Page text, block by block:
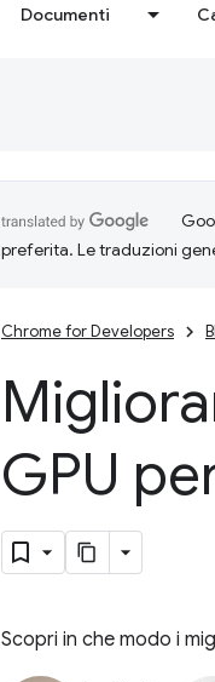
Documenti
preferita. Le traduzioni
Chrome for Developers
GPU
Scopri in che modo i